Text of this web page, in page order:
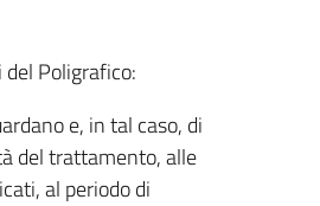
Poligrafico:
e, in tal caso, di
del trattamento, alle
al periodo di